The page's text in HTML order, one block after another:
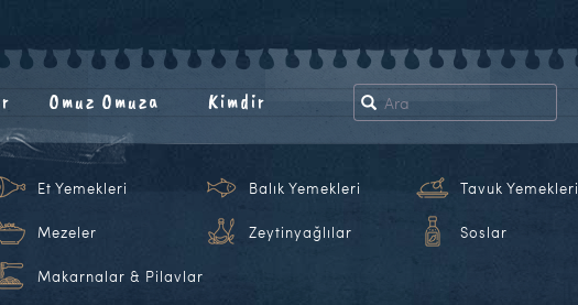
Omuz Omuza Kimdir
Et Yemekleri Balık Yemekleri Tavuk Yemekleri
Mezeler Zeytinyağlılar Soslar
Makarnalar & Pilavlar